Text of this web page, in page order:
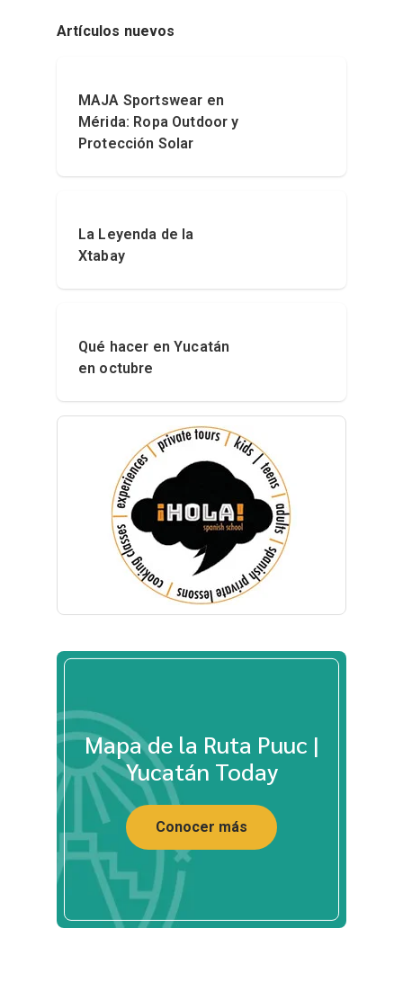
Artículos nuevos
MAJA Sportswear en
Mérida: Ropa Outdoor y
Protección Solar
La Leyenda de la
Xtabay
Qué hacer en Yucatán
en octubre
Mapa de la Ruta Puuc |
Yucatán Today
Conocer más